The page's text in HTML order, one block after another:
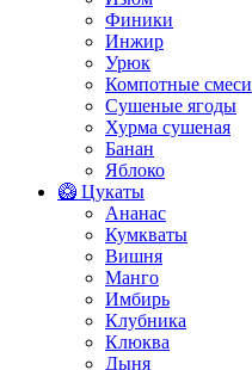
Финики
Инжир
Урюк
Компотные смеси
Сушеные ягоды
Хурма сушеная
Банан
Яблоко
🥝 Цукаты
Ананас
Кумкваты
Вишня
Манго
Имбирь
Клубника
Клюква
Дыня